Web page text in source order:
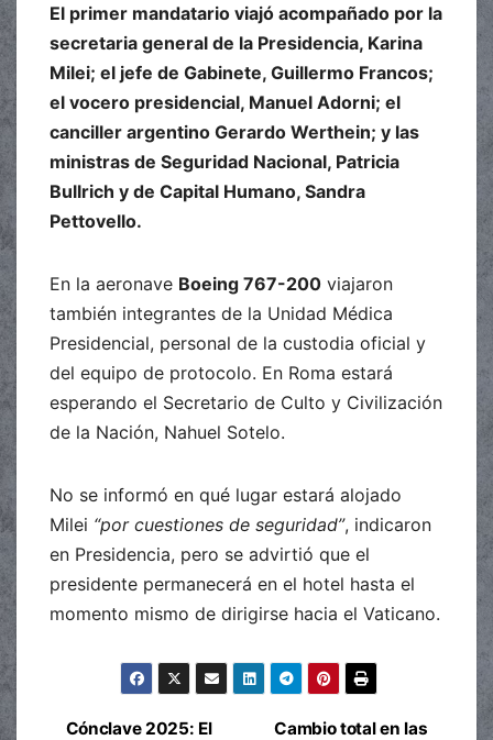
El primer mandatario viajó acompañado por la
secretaria general de la Presidencia, Karina
Milei; el jefe de Gabinete, Guillermo Francos;
el vocero presidencial, Manuel Adorni; el
canciller argentino Gerardo Werthein; y las
ministras de Seguridad Nacional, Patricia
Bullrich y de Capital Humano, Sandra
Pettovello.
En la aeronave Boeing 767-200 viajaron
también integrantes de la Unidad Médica
Presidencial, personal de la custodia oficial y
del equipo de protocolo. En Roma estará
esperando el Secretario de Culto y Civilización
de la Nación, Nahuel Sotelo.
No se informó en qué lugar estará alojado
Milei “por cuestiones de seguridad”, indicaron
en Presidencia, pero se advirtió que el
presidente permanecerá en el hotel hasta el
momento mismo de dirigirse hacia el Vaticano.
Cambio total en las
Cónclave 2025: El